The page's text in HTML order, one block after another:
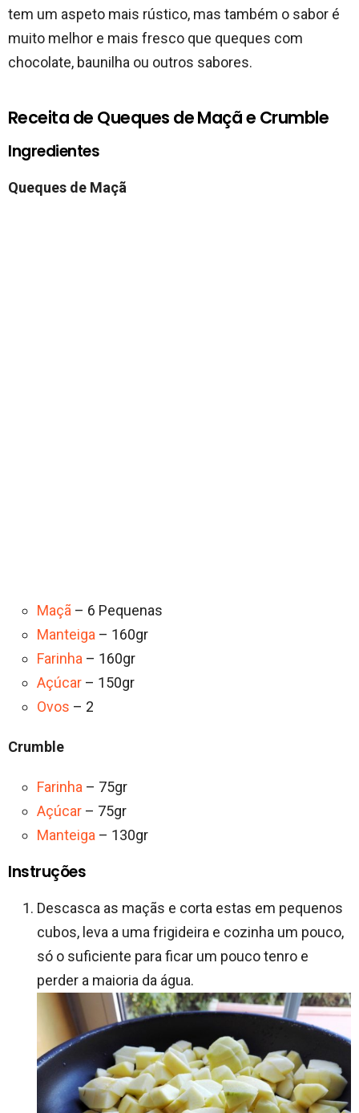
tem um aspeto mais rústico, mas também o sabor é
muito melhor e mais fresco que queques com
chocolate, baunilha ou outros sabores.
Receita de Queques de Maçã e Crumble
Ingredientes
Queques de Maçã
Maçã – 6 Pequenas
Manteiga – 160gr
Farinha – 160gr
Açúcar – 150gr
Ovos – 2
Crumble
Farinha – 75gr
Açúcar – 75gr
Manteiga – 130gr
Instruções
Descasca as maçãs e corta estas em pequenos
cubos, leva a uma frigideira e cozinha um pouco,
só o suficiente para ficar um pouco tenro e
perder a maioria da água.